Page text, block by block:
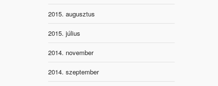
2015. augusztus
2015. július
2014. november
2014. szeptember